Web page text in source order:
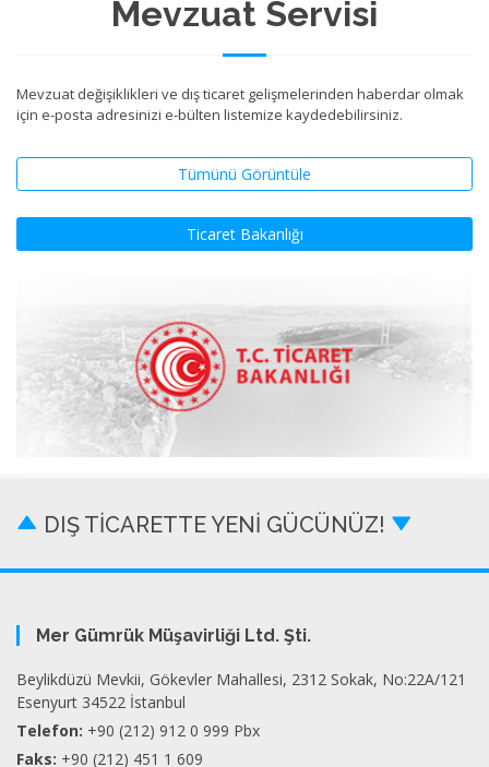
Mevzuat Servisi
Mevzuat değişiklikleri ve dış ticaret gelişmelerinden haberdar olmak
için e-posta adresinizi e-bülten listemize kaydedebilirsiniz.
Tümünü Görüntüle
Ticaret Bakanlığı
DIŞ TİCARETTE YENİ GÜCÜNÜZ!
Mer Gümrük Müşavirliği Ltd. Şti.
Beylikdüzü Mevkii, Gökevler Mahallesi, 2312 Sokak, No:22A/121
Esenyurt 34522 İstanbul
Telefon: +90 (212) 912 0 999 Pbx
Faks: +90 (212) 451 1 609